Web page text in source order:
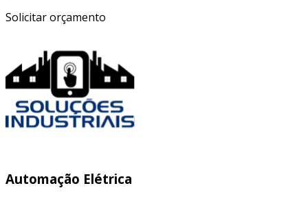
Solicitar orçamento
Automação Elétrica